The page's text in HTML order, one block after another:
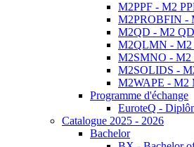
M2PPF - M2
M2PROBFIN -
M2QD - M2
M2QLMN - M2
M2SMNO - M2
M2SOLIDS -
M2WAPE - M2
Programme d'échange
EuroteQ -
Catalogue 2025 - 2026
Bachelor